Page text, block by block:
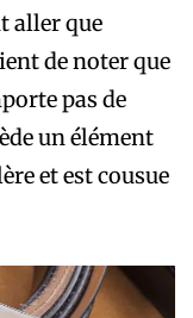
aller que
de noter que
pas de
un élément
et est cousue